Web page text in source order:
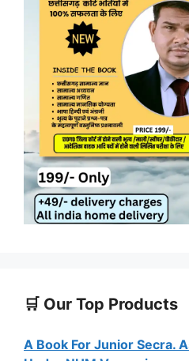
🛒 Our Top Products
A Book For Junior Secra.